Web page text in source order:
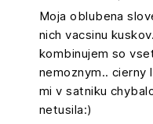
Moja oblubena
nich vacsinu
kombinujem so
nemoznym..
mi v satniku
netusila:)